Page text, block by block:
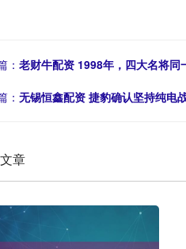
： 老财牛配资 1998年，四大名将
： 无锡恒鑫配资 捷豹确认坚持纯电
章